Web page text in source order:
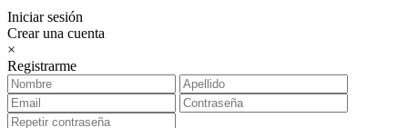
Iniciar sesión
Crear una cuenta
×
Registrarme